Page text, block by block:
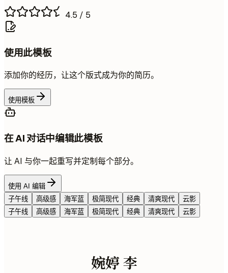
4.5 / 5
使用此模板
添加你的经历，让这个版式成为你的简历。
使用模板
在 AI 对话中编辑此模板
让 AI 与你一起重写并定制每个部分。
使用 AI 编辑
子午线
高级感 海军蓝 极简现代 经典 清爽现代
云影
子午线
高级感 海军蓝 极简现代 经典 清爽现代 云影
婉婷 李